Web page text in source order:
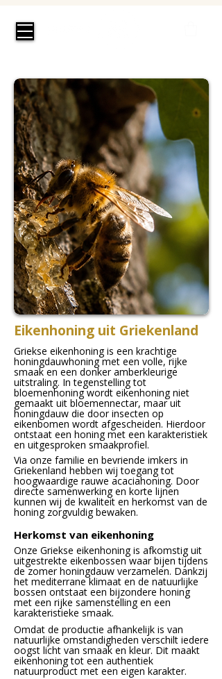
Eikenhoning uit Griekenland
Griekse eikenhoning is een krachtige
honingdauwhoning met een volle, rijke
smaak en een donker amberkleurige
uitstraling. In tegenstelling tot
bloemenhoning wordt eikenhoning niet
gemaakt uit bloemennectar, maar uit
honingdauw die door insecten op
eikenbomen wordt afgescheiden. Hierdoor
ontstaat een honing met een karakteristiek
en uitgesproken smaakprofiel.
Via onze familie en bevriende imkers in
Griekenland hebben wij toegang tot
hoogwaardige rauwe acaciahoning. Door
directe samenwerking en korte lijnen
kunnen wij de kwaliteit en herkomst van de
honing zorgvuldig bewaken.
Herkomst van eikenhoning
Onze Griekse eikenhoning is afkomstig uit
uitgestrekte eikenbossen waar bijen tijdens
de zomer honingdauw verzamelen. Dankzij
het mediterrane klimaat en de natuurlijke
bossen ontstaat een bijzondere honing
met een rijke samenstelling en een
karakteristieke smaak.
Omdat de productie afhankelijk is van
natuurlijke omstandigheden verschilt iedere
oogst licht van smaak en kleur. Dit maakt
eikenhoning tot een authentiek
natuurproduct met een eigen karakter.